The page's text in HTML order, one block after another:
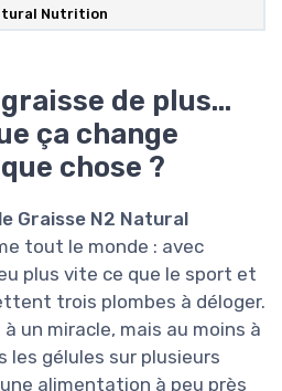
Nutrition
de plus…
ça change
chose ?
Graisse N2 Natural
tout le monde : avec
plus vite ce que le sport et
trois plombes à déloger.
un miracle, mais au moins à
les gélules sur plusieurs
alimentation à peu près